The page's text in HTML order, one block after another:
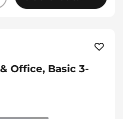
Office, Basic 3-